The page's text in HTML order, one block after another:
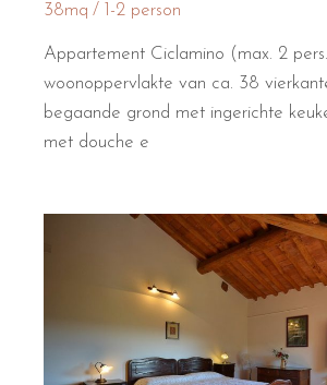
38mq 1-2 person
Appartement Ciclamino (max. 2
woonoppervlakte van ca. 38
begaande grond met ingerichte
met douche e